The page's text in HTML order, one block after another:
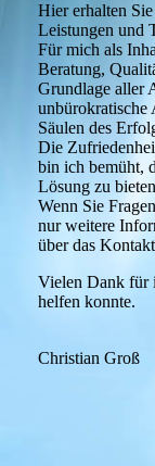
Hier erhalten
Leistungen und
Für mich als
Beratung,
Grundlage aller
Säulen des
Die
bin ich bemüht,
Lösung zu
Wenn Sie
nur weitere
über das
Vielen Dank für
helfen konnte.
Christian Groß